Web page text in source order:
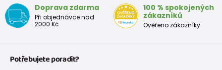
Doprava zdarma
Při objednávce nad
2000 Kč
100 % spokojených
zákazníků
Ověřeno zákazníky
Potřebujete poradit?